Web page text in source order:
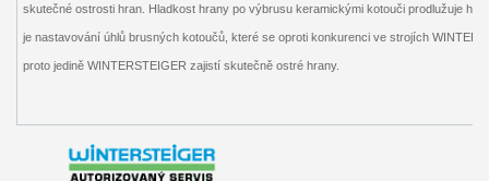
skutečné ostrosti hran. Hladkost hrany po výbrusu keramickými kotouči prodlužuje
je nastavování úhlů brusných kotoučů, které se oproti konkurenci ve strojích
proto jedině WINTERSTEIGER zajistí skutečně ostré hrany.